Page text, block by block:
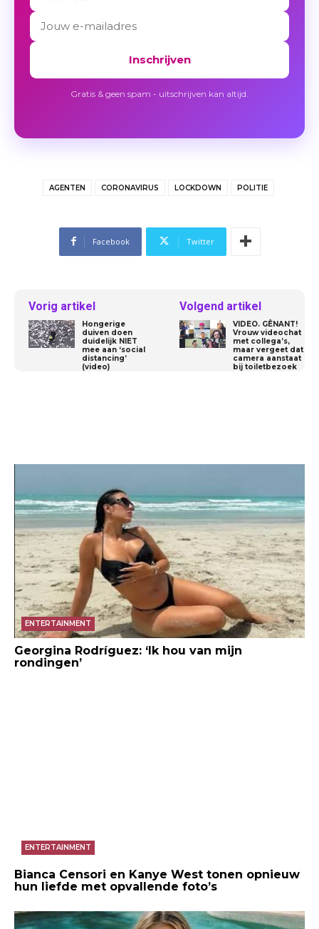
Inschrijven
Gratis & geen spam - uitschrijven kan altijd.
AGENTEN CORONAVIRUS LOCKDOWN POLITIE
Facebook Twitter
Vorig artikel
Hongerige
duiven doen
duidelijk NIET
mee aan ‘social
distancing’
(video)
Volgend artikel
VIDEO. GÊNANT!
Vrouw videochat
met collega’s,
maar vergeet dat
camera aanstaat
bij toiletbezoek
ENTERTAINMENT
Georgina Rodríguez: ‘Ik hou van mijn
rondingen’
ENTERTAINMENT
Bianca Censori en Kanye West tonen opnieuw
hun liefde met opvallende foto’s